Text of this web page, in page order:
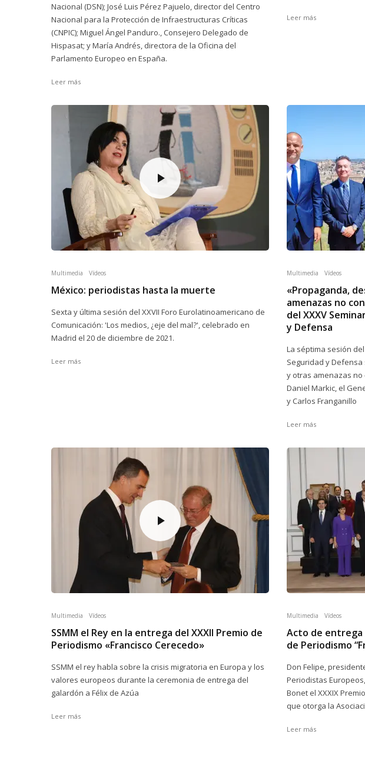
Nacional (DSN); José Luis Pérez Pajuelo, director del Centro
Nacional para la Protección de Infraestructuras Críticas
(CNPIC); Miguel Ángel Panduro., Consejero Delegado de
Hispasat; y María Andrés, directora de la Oficina del
Parlamento Europeo en España.
Leer más
Leer más
Multimedia Vídeos
México: periodistas hasta la muerte
Sexta y última sesión del XXVII Foro Eurolatinoamericano de
Comunicación: 'Los medios, ¿eje del mal?', celebrado en
Madrid el 20 de diciembre de 2021.
Leer más
Multimedia Vídeos
«Propaganda,
amenazas no
del XXXV
y Defensa
La séptima sesión
Seguridad y
y otras amenazas
Daniel Markic, el
y Carlos Franganillo
Leer más
Multimedia Vídeos
SSMM el Rey en la entrega del XXXII Premio de
Periodismo «Francisco Cerecedo»
SSMM el rey habla sobre la crisis migratoria en Europa y los
valores europeos durante la ceremonia de entrega del
galardón a Félix de Azúa
Leer más
Multimedia Vídeos
Acto de entrega
de Periodismo
D​on Felipe,
Periodistas
Bonet el XXXIX
que otorga la
Leer más